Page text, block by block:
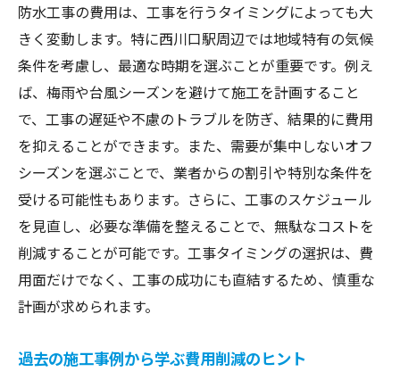
防水工事のプロが語る西川口駅でのコスト削減
の秘訣
経験豊富なプロの視点から見るコスト削減
地域特性を活かした効率的な施工法
コスト削減のための最新テクノロジーの活
用
施工前の計画がもたらすコスト削減効果
プロのネットワークを活用した資材調達
安全性を確保しつつコストを抑える方法
西川口駅での防水工事費用を最適化するための
実践ガイド
費用最適化のためのプロジェクト管理術
防水工事の費用は、工事を行うタイミングによっても大
きく変動します。特に西川口駅周辺では地域特有の気候
条件を考慮し、最適な時期を選ぶことが重要です。例え
ば、梅雨や台風シーズンを避けて施工を計画すること
で、工事の遅延や不慮のトラブルを防ぎ、結果的に費用
を抑えることができます。また、需要が集中しないオフ
シーズンを選ぶことで、業者からの割引や特別な条件を
受ける可能性もあります。さらに、工事のスケジュール
を見直し、必要な準備を整えることで、無駄なコストを
削減することが可能です。工事タイミングの選択は、費
用面だけでなく、工事の成功にも直結するため、慎重な
計画が求められます。
過去の施工事例から学ぶ費用削減のヒント